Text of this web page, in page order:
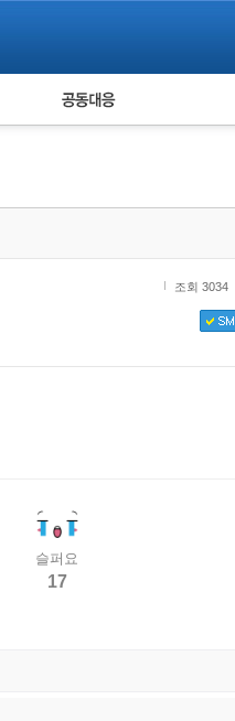
피해자 공동대응
조회 3034
슬퍼요
17